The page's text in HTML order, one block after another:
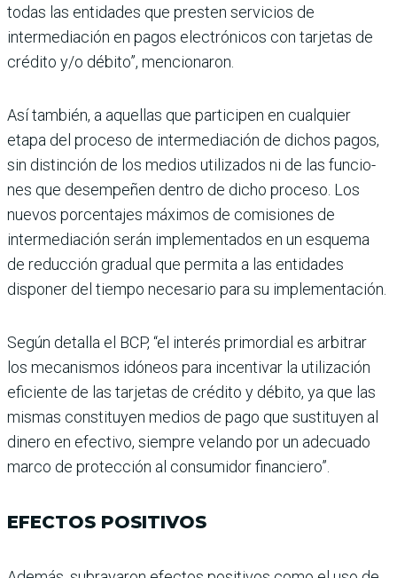
todas las enti­dades que presten servicios de
intermediación en pagos electrónicos con tarjetas de
crédito y/o débito”, mencio­naron.
Así también, a aquellas que participen en cualquier
etapa del proceso de inter­mediación de dichos pagos,
sin distinción de los medios utilizados ni de las funcio­
nes que desempeñen dentro de dicho proceso. Los
nue­vos porcentajes máximos de comisiones de
interme­diación serán implementa­dos en un esquema
de reduc­ción gradual que permita a las entidades
disponer del tiempo necesario para su implementación.
Según detalla el BCP, “el inte­rés primordial es arbitrar
los mecanismos idóneos para incentivar la utilización
efi­ciente de las tarjetas de cré­dito y débito, ya que las
mis­mas constituyen medios de pago que sustituyen al
dinero en efectivo, siempre velando por un adecuado
marco de protección al consumidor financiero”.
EFECTOS POSITIVOS